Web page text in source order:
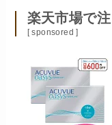
楽天市場で注
[ sponsored ]